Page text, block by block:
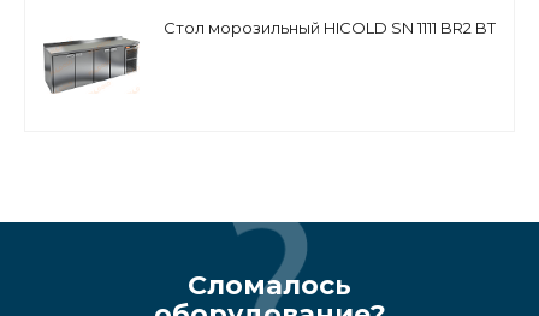
Стол морозильный HICOLD SN 1111 BR2 BT
Сломалось